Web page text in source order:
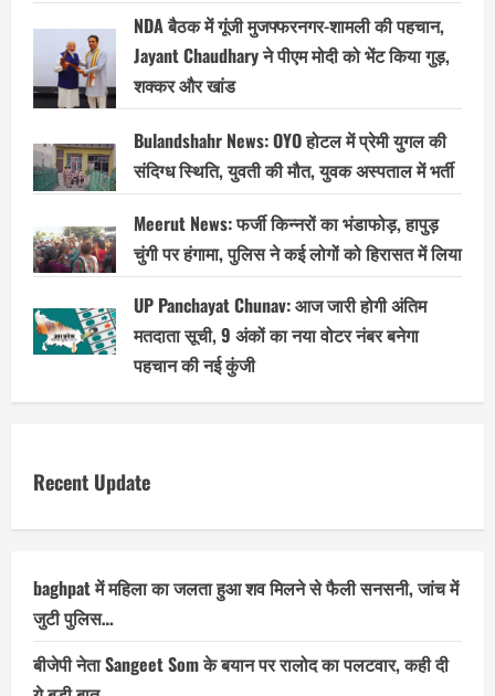
NDA बैठक में गूंजी मुजफ्फरनगर-शामली की पहचान,
Jayant Chaudhary ने पीएम मोदी को भेंट किया गुड़,
शक्कर और खांड
Bulandshahr News: OYO होटल में प्रेमी युगल की
संदिग्ध स्थिति, युवती की मौत, युवक अस्पताल में भर्ती
Meerut News: फर्जी किन्नरों का भंडाफोड़, हापुड़
चुंगी पर हंगामा, पुलिस ने कई लोगों को हिरासत में लिया
UP Panchayat Chunav: आज जारी होगी अंतिम
मतदाता सूची, 9 अंकों का नया वोटर नंबर बनेगा
पहचान की नई कुंजी
Recent Update
baghpat में महिला का जलता हुआ शव मिलने से फैली सनसनी, जांच में
जुटी पुलिस…
बीजेपी नेता Sangeet Som के बयान पर रालोद का पलटवार, कही दी